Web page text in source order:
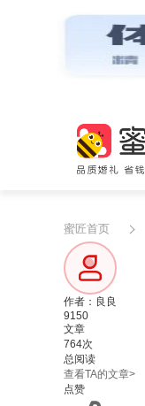
蜜匠首页
作者：良良
9150
文章
764次
总阅读
查看TA的文章>
点赞